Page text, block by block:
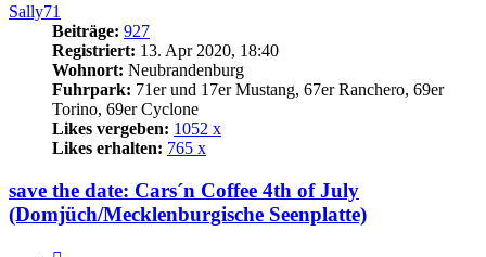
Sally71
Beiträge: 927
Registriert: 13. Apr 2020, 18:40
Wohnort: Neubrandenburg
Fuhrpark: 71er und 17er Mustang, 67er Ranchero, 69er
Torino, 69er Cyclone
Likes vergeben: 1052 x
Likes erhalten: 765 x
save the date: Cars´n Coffee 4th of July
(Domjüch/Mecklenburgische Seenplatte)